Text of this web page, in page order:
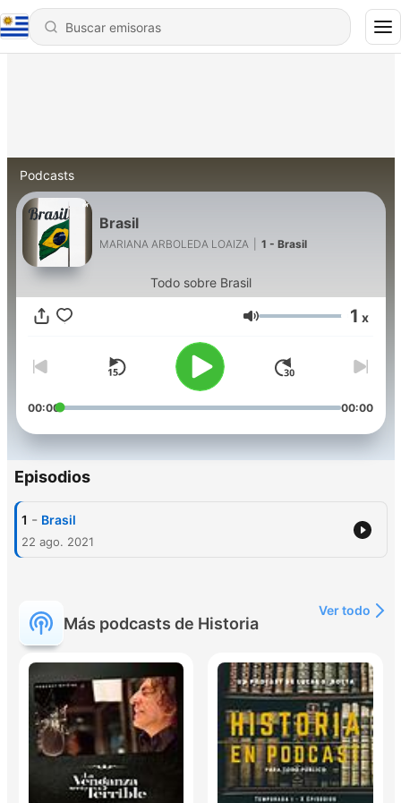
Podcasts
Brasil
MARIANA ARBOLEDA LOAIZA 1 - Brasil
Todo sobre Brasil
Volumen 1 x
00:00 00:00
Episodios
1 - Brasil
22 ago. 2021
Más podcasts de Historia
Ver todo